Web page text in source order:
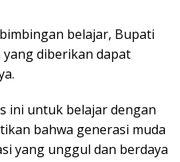
belajar, Bupati
diberikan dapat
ini untuk belajar dengan
bahwa generasi muda
yang unggul dan berdaya